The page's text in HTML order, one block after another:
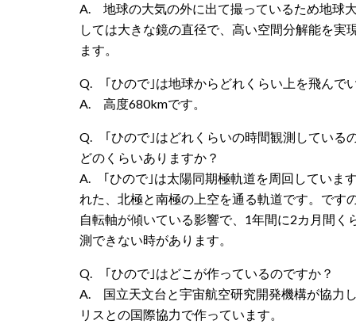
A. 地球の大気の外に出て撮っているため地球
しては大きな鏡の直径で、高い空間分解能を
ます。
Q. ｢ひので｣は地球からどれくらい上を飛んで
A. 高度680kmです。
Q. ｢ひので｣はどれくらいの時間観測している
どのくらいありますか？
A. ｢ひので｣は太陽同期極軌道を周回していま
れた、北極と南極の上空を通る軌道です。です
自転軸が傾いている影響で、1年間に2カ月間
測できない時があります。
Q. ｢ひので｣はどこが作っているのですか？
A. 国立天文台と宇宙航空研究開発機構が協力
リスとの国際協力で作っています。